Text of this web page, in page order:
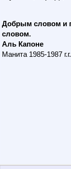
Добрым словом и
словом.
Аль Капоне
Манита 1985-1987